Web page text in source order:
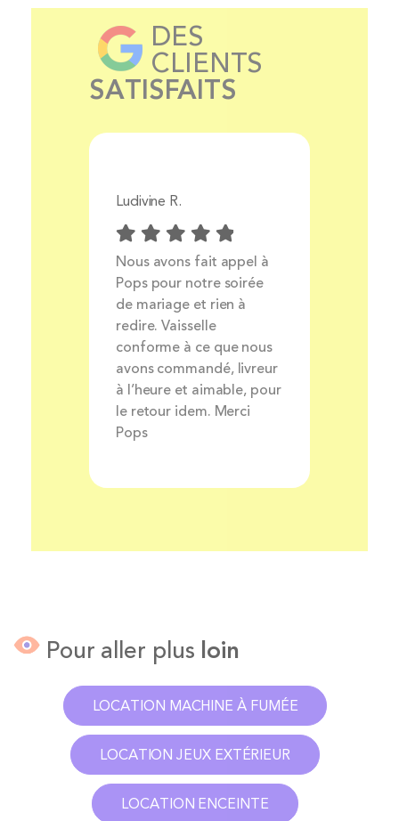
DES
CLIENTS
SATISFAITS
Ludivine R.
Nous avons fait appel à
Pops pour notre soirée
de mariage et rien à
redire. Vaisselle
conforme à ce que nous
avons commandé, livreur
à l’heure et aimable, pour
le retour idem. Merci
Pops
Pour aller plus loin
LOCATION MACHINE À FUMÉE
LOCATION JEUX EXTÉRIEUR
LOCATION ENCEINTE